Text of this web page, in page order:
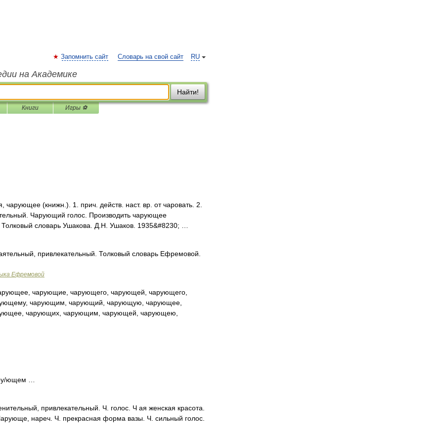
RU
Запомнить сайт Словарь на свой сайт
на Академике
Найти!
Книги Игры ⚽
(книжн.). 1. прич. действ. наст. вр. от чаровать. 2.
Чарующий голос. Производить чарующее
словарь Ушакова. Д.Н. Ушаков. 1935&#8230; …
привлекательный. Толковый словарь Ефремовой.
Ефремовой
чарующие, чарующего, чарующей, чарующего,
чарующим, чарующий, чарующую, чарующее,
чарующих, чарующим, чарующей, чарующею,
ющем …
привлекательный. Ч. голос. Ч ая женская красота.
нареч. Ч. прекрасная форма вазы. Ч. сильный голос.